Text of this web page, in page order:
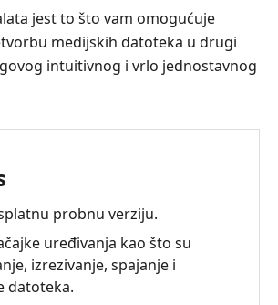
jest to što vam omogućuje
medijskih datoteka u drugi
intuitivnog i vrlo jednostavnog
probnu verziju.
uređivanja kao što su
izrezivanje, spajanje i
datoteka.